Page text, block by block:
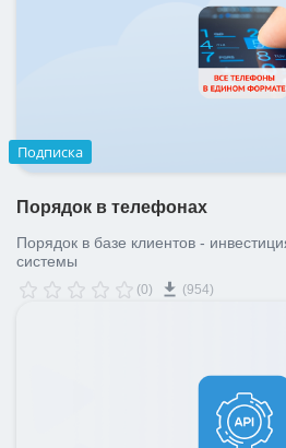
Подписка
Порядок в телефонах
Порядок в базе клиентов -
системы
(0) (954)